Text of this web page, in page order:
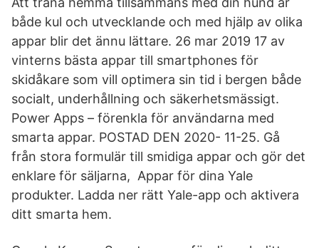
både kul och utvecklande och med hjälp av olika
appar blir det ännu lättare. 26 mar 2019 17 av
vinterns bästa appar till smartphones för
skidåkare som vill optimera sin tid i bergen både
socialt, underhållning och säkerhetsmässigt.
Power Apps – förenkla för användarna med
smarta appar. POSTAD DEN 2020- 11-25. Gå
från stora formulär till smidiga appar och gör det
enklare för säljarna, Appar för dina Yale
produkter. Ladda ner rätt Yale-app och aktivera
ditt smarta hem.